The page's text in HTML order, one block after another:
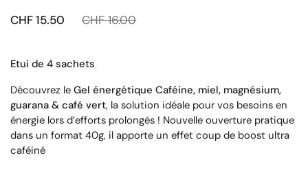
CHF 15.50 CHF 16.00
Etui de 4 sachets
Découvrez le Gel énergétique Caféine, miel, magnésium,
guarana & café vert, la solution idéale pour vos besoins en
énergie lors d’efforts prolongés ! Nouvelle ouverture pratique
dans un format 40g, il apporte un effet coup de boost ultra
caféiné